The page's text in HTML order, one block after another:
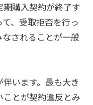
購入契約が終了す
、受取拒否を行っ
されることが一般
います。最も大き
とが契約違反とみ